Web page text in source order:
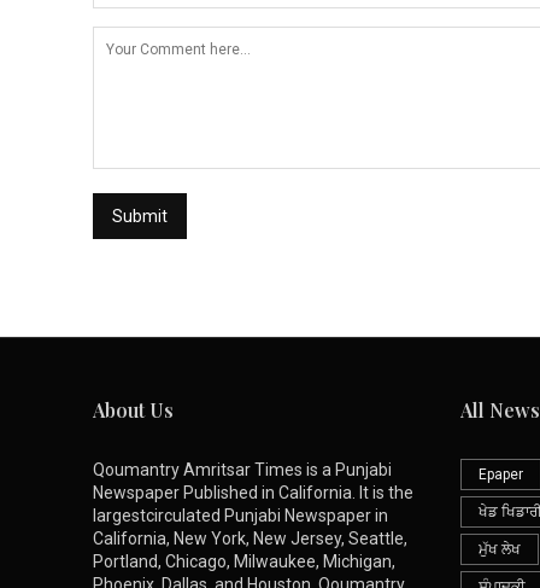
About Us
Qoumantry Amritsar Times is a Punjabi
Newspaper Published in California. It is the
largestcirculated Punjabi Newspaper in
California, New York, New Jersey, Seattle,
Portland, Chicago, Milwaukee, Michigan,
All News
Epaper
ਖੇਡ
ਮੁੱਖ ਲੇਖ